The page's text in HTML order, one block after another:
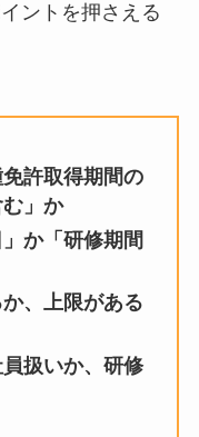
ントを押さえる
許取得期間の
」か
か「研修期間
、上限がある
扱いか、研修